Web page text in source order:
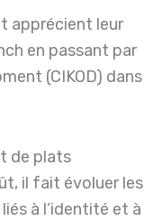
apprécient leur
en passant par
(CIKOD) dans
de plats
il fait évoluer les
à l’identité et à